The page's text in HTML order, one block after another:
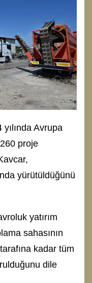
Avrupa
proje
yürütüldüğünü
yatırım
sahasının
kadar tüm
dile